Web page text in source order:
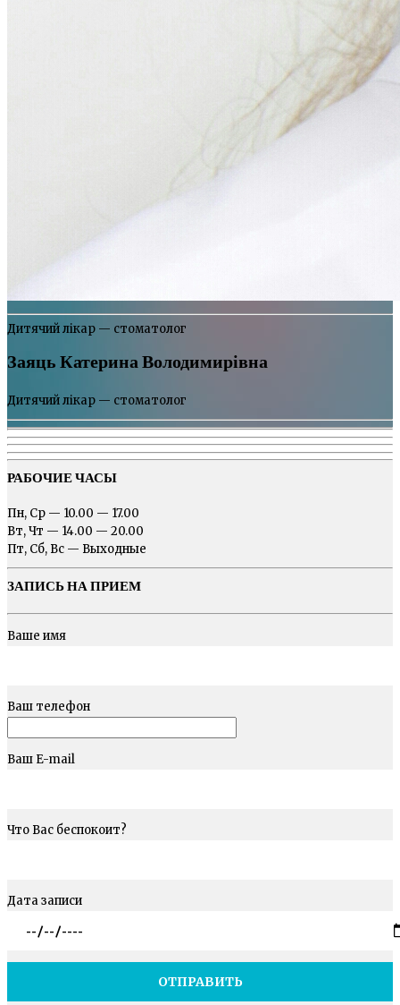
Дитячий лікар — стоматолог
Заяць Катерина Володимирівна
Дитячий лікар — стоматолог
РАБОЧИЕ ЧАСЫ
Пн, Ср — 10.00 — 17.00
Вт, Чт — 14.00 — 20.00
Пт, Сб, Вс — Выходные
ЗАПИСЬ НА ПРИЕМ
Ваше имя
Ваш телефон
Ваш E-mail
Что Вас беспокоит?
Дата записи